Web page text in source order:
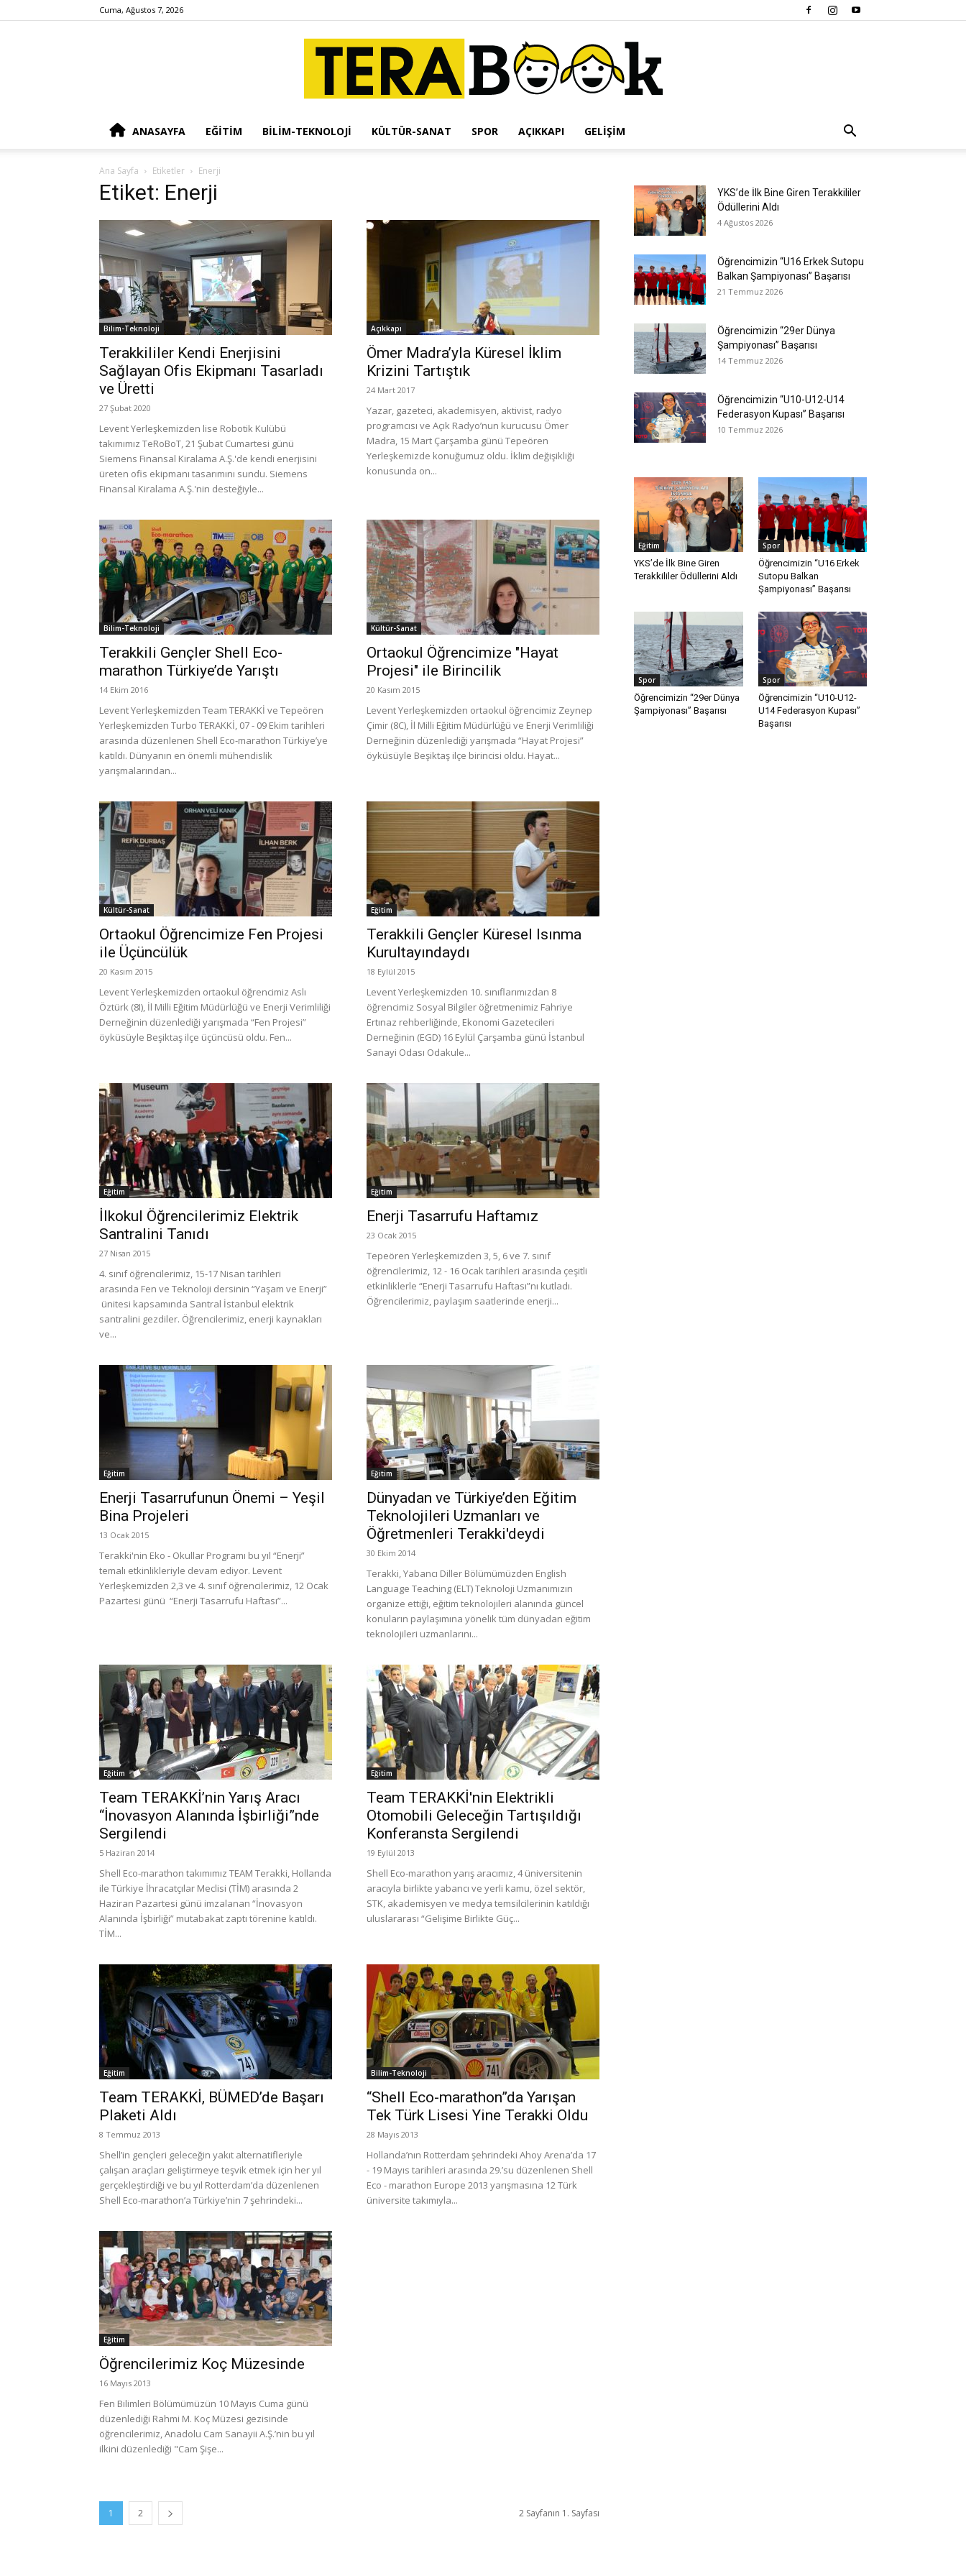
Cuma, Ağustos 7, 2026
ANASAYFA EĞITIM BILIM-TEKNOLOJI KÜLTÜR-SANAT SPOR AÇIKKAPI GELIŞIM
Ana Sayfa Etiketler Enerji
Etiket: Enerji
Bilim-Teknoloji
Terakkililer Kendi Enerjisini
Sağlayan Ofis Ekipmanı Tasarladı
ve Üretti
27 Şubat 2020
Levent Yerleşkemizden lise Robotik Kulübü
takımımız TeRoBoT, 21 Şubat Cumartesi günü
Siemens Finansal Kiralama A.Ş.'de kendi enerjisini
üreten ofis ekipmanı tasarımını sundu. Siemens
Finansal Kiralama A.Ş.'nin desteğiyle...
Açıkkapı
Ömer Madra’yla Küresel İklim
Krizini Tartıştık
24 Mart 2017
Yazar, gazeteci, akademisyen, aktivist, radyo
programcısı ve Açık Radyo’nun kurucusu Ömer
Madra, 15 Mart Çarşamba günü Tepeören
Yerleşkemizde konuğumuz oldu. İklim değişikliği
konusunda on...
Bilim-Teknoloji
Terakkili Gençler Shell Eco-
marathon Türkiye’de Yarıştı
14 Ekim 2016
Levent Yerleşkemizden Team TERAKKİ ve Tepeören
Yerleşkemizden Turbo TERAKKİ, 07 - 09 Ekim tarihleri
arasında düzenlenen Shell Eco-marathon Türkiye’ye
katıldı. Dünyanın en önemli mühendislik
yarışmalarından...
Kültür-Sanat
Ortaokul Öğrencimize "Hayat
Projesi" ile Birincilik
20 Kasım 2015
Levent Yerleşkemizden ortaokul öğrencimiz Zeynep
Çimir (8C), İl Milli Eğitim Müdürlüğü ve Enerji Verimliliği
Derneğinin düzenlediği yarışmada “Hayat Projesi”
öyküsüyle Beşiktaş ilçe birincisi oldu. Hayat...
Kültür-Sanat
Ortaokul Öğrencimize Fen Projesi
ile Üçüncülük
20 Kasım 2015
Levent Yerleşkemizden ortaokul öğrencimiz Aslı
Öztürk (8I), İl Milli Eğitim Müdürlüğü ve Enerji Verimliliği
Derneğinin düzenlediği yarışmada “Fen Projesi”
öyküsüyle Beşiktaş ilçe üçüncüsü oldu. Fen...
Eğitim
Terakkili Gençler Küresel Isınma
Kurultayındaydı
18 Eylül 2015
Levent Yerleşkemizden 10. sınıflarımızdan 8
öğrencimiz Sosyal Bilgiler öğretmenimiz Fahriye
Ertınaz rehberliğinde, Ekonomi Gazetecileri
Derneğinin (EGD) 16 Eylül Çarşamba günü İstanbul
Sanayi Odası Odakule...
Eğitim
İlkokul Öğrencilerimiz Elektrik
Santralini Tanıdı
27 Nisan 2015
4. sınıf öğrencilerimiz, 15-17 Nisan tarihleri
arasında Fen ve Teknoloji dersinin “Yaşam ve Enerji”
ünitesi kapsamında Santral İstanbul elektrik
santralini gezdiler. Öğrencilerimiz, enerji kaynakları
ve...
Eğitim
Enerji Tasarrufu Haftamız
23 Ocak 2015
Tepeören Yerleşkemizden 3, 5, 6 ve 7. sınıf
öğrencilerimiz, 12 - 16 Ocak tarihleri arasında çeşitli
etkinliklerle “Enerji Tasarrufu Haftası”nı kutladı.
Öğrencilerimiz, paylaşım saatlerinde enerji...
Eğitim
Enerji Tasarrufunun Önemi – Yeşil
Bina Projeleri
13 Ocak 2015
Terakki'nin Eko - Okullar Programı bu yıl “Enerji”
temalı etkinlikleriyle devam ediyor. Levent
Yerleşkemizden 2,3 ve 4. sınıf öğrencilerimiz, 12 Ocak
Pazartesi günü “Enerji Tasarrufu Haftası”...
Eğitim
Dünyadan ve Türkiye’den Eğitim
Teknolojileri Uzmanları ve
Öğretmenleri Terakki'deydi
30 Ekim 2014
Terakki, Yabancı Diller Bölümümüzden English
Language Teaching (ELT) Teknoloji Uzmanımızın
organize ettiği, eğitim teknolojileri alanında güncel
konuların paylaşımına yönelik tüm dünyadan eğitim
teknolojileri uzmanlarını...
Eğitim
Team TERAKKİ’nin Yarış Aracı
“İnovasyon Alanında İşbirliği”nde
Sergilendi
5 Haziran 2014
Shell Eco-marathon takımımız TEAM Terakki, Hollanda
ile Türkiye İhracatçılar Meclisi (TİM) arasında 2
Haziran Pazartesi günü imzalanan “İnovasyon
Alanında İşbirliği” mutabakat zaptı törenine katıldı.
TİM...
Eğitim
Team TERAKKİ'nin Elektrikli
Otomobili Geleceğin Tartışıldığı
Konferansta Sergilendi
19 Eylül 2013
Shell Eco-marathon yarış aracımız, 4 üniversitenin
aracıyla birlikte yabancı ve yerli kamu, özel sektör,
STK, akademisyen ve medya temsilcilerinin katıldığı
uluslararası “Gelişime Birlikte Güç...
Eğitim
Team TERAKKİ, BÜMED’de Başarı
Plaketi Aldı
8 Temmuz 2013
Shell’in gençleri geleceğin yakıt alternatifleriyle
çalışan araçları geliştirmeye teşvik etmek için her yıl
gerçekleştirdiği ve bu yıl Rotterdam’da düzenlenen
Shell Eco-marathon’a Türkiye’nin 7 şehrindeki...
Bilim-Teknoloji
“Shell Eco-marathon”da Yarışan
Tek Türk Lisesi Yine Terakki Oldu
28 Mayıs 2013
Hollanda’nın Rotterdam şehrindeki Ahoy Arena’da 17
- 19 Mayıs tarihleri arasında 29.’su düzenlenen Shell
Eco - marathon Europe 2013 yarışmasına 12 Türk
üniversite takımıyla...
Eğitim
Öğrencilerimiz Koç Müzesinde
16 Mayıs 2013
Fen Bilimleri Bölümümüzün 10 Mayıs Cuma günü
düzenlediği Rahmi M. Koç Müzesi gezisinde
öğrencilerimiz, Anadolu Cam Sanayii A.Ş.’nin bu yıl
ilkini düzenlediği "Cam Şişe...
1 2 2 Sayfanın 1. Sayfası
YKS’de İlk Bine Giren Terakkililer
Ödüllerini Aldı
4 Ağustos 2026
Öğrencimizin “U16 Erkek Sutopu
Balkan Şampiyonası” Başarısı
21 Temmuz 2026
Öğrencimizin “29er Dünya
Şampiyonası” Başarısı
14 Temmuz 2026
Öğrencimizin “U10-U12-U14
Federasyon Kupası” Başarısı
10 Temmuz 2026
Eğitim
YKS’de İlk Bine Giren
Terakkililer Ödüllerini Aldı
Spor
Öğrencimizin “U16 Erkek
Sutopu Balkan
Şampiyonası” Başarısı
Spor
Öğrencimizin “29er Dünya
Şampiyonası” Başarısı
Spor
Öğrencimizin “U10-U12-
U14 Federasyon Kupası”
Başarısı